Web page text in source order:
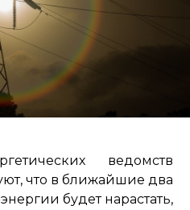
ведомств
что в ближайшие два
будет нарастать,